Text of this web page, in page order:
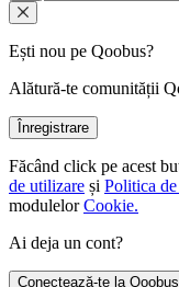
Ești nou pe Qoobus?
Alătură-te comunității
Înregistrare
Făcând click pe acest
de utilizare și Politica
modulelor Cookie.
Ai deja un cont?
Conectează-te la Qoobus